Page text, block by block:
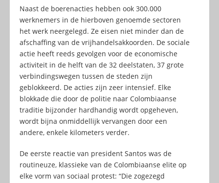
Naast de boerenacties hebben ook 300.000
werknemers in de hierboven genoemde sectoren
het werk neergelegd. Ze eisen niet minder dan de
afschaffing van de vrijhandelsakkoorden. De sociale
actie heeft reeds gevolgen voor de economische
activiteit in de helft van de 32 deelstaten, 37 grote
verbindingswegen tussen de steden zijn
geblokkeerd. De acties zijn zeer intensief. Elke
blokkade die door de politie naar Colombiaanse
traditie bijzonder hardhandig wordt opgeheven,
wordt bijna onmiddellijk vervangen door een
andere, enkele kilometers verder.
De eerste reactie van president Santos was de
routineuze, klassieke van de Colombiaanse elite op
elke vorm van sociaal protest: “Die zogezegd